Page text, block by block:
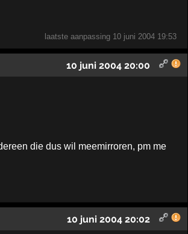
laatste aanpassing 10 juni 2004 19:53
10 juni 2004 20:00
die dus wil meemirroren, pm me
10 juni 2004 20:02